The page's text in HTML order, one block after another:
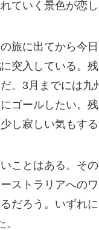
ていく景色が恋し
旅に出てから今
に突入している。
。3月までには九
ゴールしたい。
し寂しい気もする
ことはある。そ
ストラリアへの
だろう。いずれ